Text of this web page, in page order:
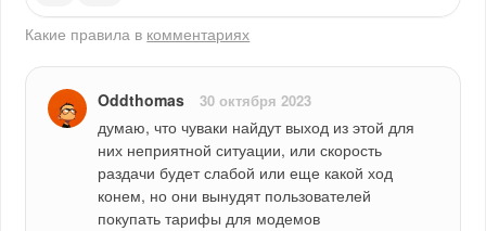
Какие правила в комментариях
Oddthomas 30 октября 2023
думаю, что чуваки найдут выход из этой для
них неприятной ситуации, или скорость
раздачи будет слабой или еще какой ход
конем, но они вынудят пользователей
покупать тарифы для модемов